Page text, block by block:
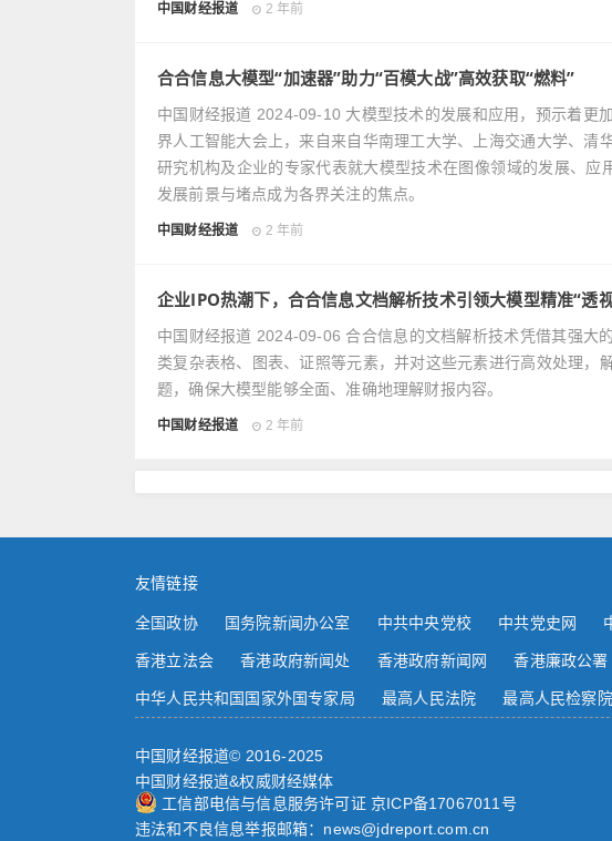
中国财经报道 2 年前
合合信息大模型“加速器”助力“百模大战”高效获取“燃料”
中国财经报道 2024-09-10 大模型技术的发展和应用，预示着更
界人工智能大会上，来自来自华南理工大学、上海交通大学、清
研究机构及企业的专家代表就大模型技术在图像领域的发展、应
发展前景与堵点成为各界关注的焦点。
中国财经报道 2 年前
企业IPO热潮下，合合信息文档解析技术引领大模型精准“透
中国财经报道 2024-09-06 合合信息的文档解析技术凭借其强大
类复杂表格、图表、证照等元素，并对这些元素进行高效处理
题，确保大模型能够全面、准确地理解财报内容。
中国财经报道 2 年前
友情链接
全国政协 国务院新闻办公室 中共中央党校 中共党史网
香港立法会 香港政府新闻处 香港政府新闻网 香港廉政公署
中华人民共和国国家外国专家局 最高人民法院 最高人民检察院
中国财经报道© 2016-2025
中国财经报道&权威财经媒体
工信部电信与信息服务许可证 京ICP备17067011号
违法和不良信息举报邮箱：news@jdreport.com.cn